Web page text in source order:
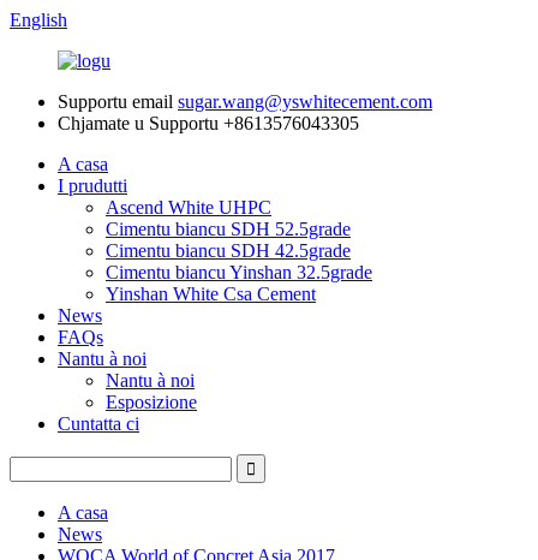
English
Supportu email sugar.wang@yswhitecement.com
Chjamate u Supportu +8613576043305
A casa
I prudutti
Ascend White UHPC
Cimentu biancu SDH 52.5grade
Cimentu biancu SDH 42.5grade
Cimentu biancu Yinshan 32.5grade
Yinshan White Csa Cement
News
FAQs
Nantu à noi
Nantu à noi
Esposizione
Cuntatta ci
A casa
News
WOCA World of Concret Asia 2017